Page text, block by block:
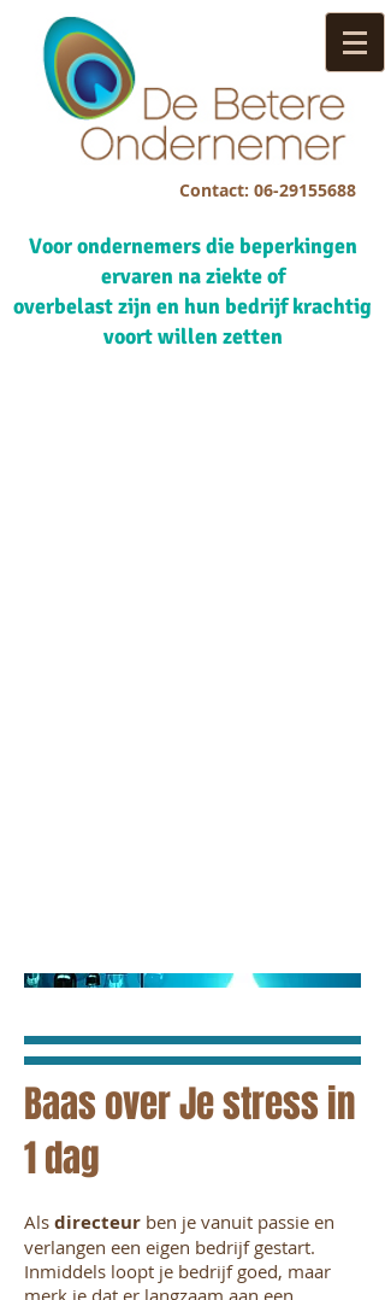
Contact: 06-29155688
Voor ondernemers die beperkingen
ervaren na ziekte of
overbelast zijn en hun bedrijf krachtig
voort willen zetten
Baas over Je stress in
1 dag
Als directeur ben je vanuit passie en
verlangen een eigen bedrijf gestart.
Inmiddels loopt je bedrijf goed, maar
merk je dat er langzaam aan een